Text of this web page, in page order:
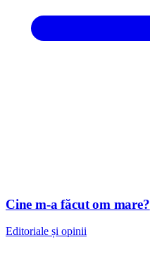
Cine m-a făcut om mare?
Editoriale și opinii